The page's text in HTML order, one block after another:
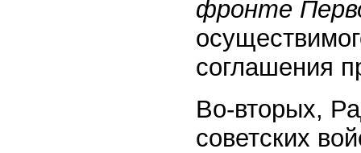
фронте
соглашения
Во-вторых,
советских